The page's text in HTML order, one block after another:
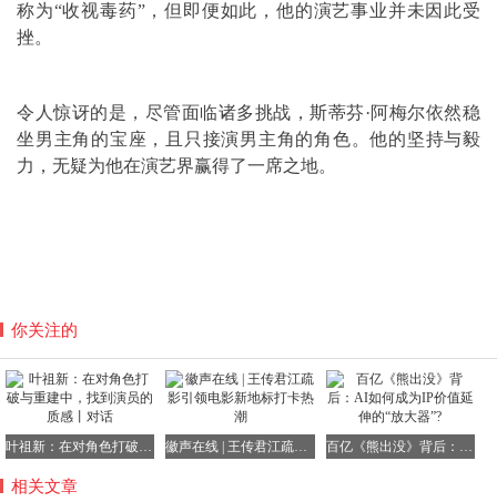
称为“收视毒药”，但即便如此，他的演艺事业并未因此受
挫。
令人惊讶的是，尽管面临诸多挑战，斯蒂芬·阿梅尔依然稳
坐男主角的宝座，且只接演男主角的角色。他的坚持与毅
力，无疑为他在演艺界赢得了一席之地。
你关注的
叶祖新：在对角色打破与重建中，找到演员的质感丨对话 徽声在线 | 王传君江疏影引领电影新地标打卡热潮 百亿《熊出没》背后：AI如何成为IP价值延伸的“放大器”?
相关文章